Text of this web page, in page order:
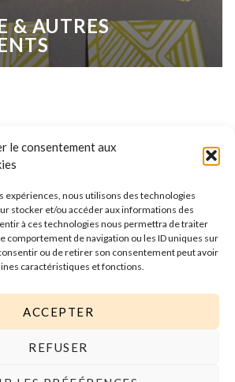
le consentement aux
nous utilisons des technologies
stocker et/ou accéder aux informations des
à ces technologies nous permettra de traiter
comportement de navigation ou les ID uniques sur
ou de retirer son consentement peut avoir
caractéristiques et fonctions.
ACCEPTER
REFUSER
& AUTRES